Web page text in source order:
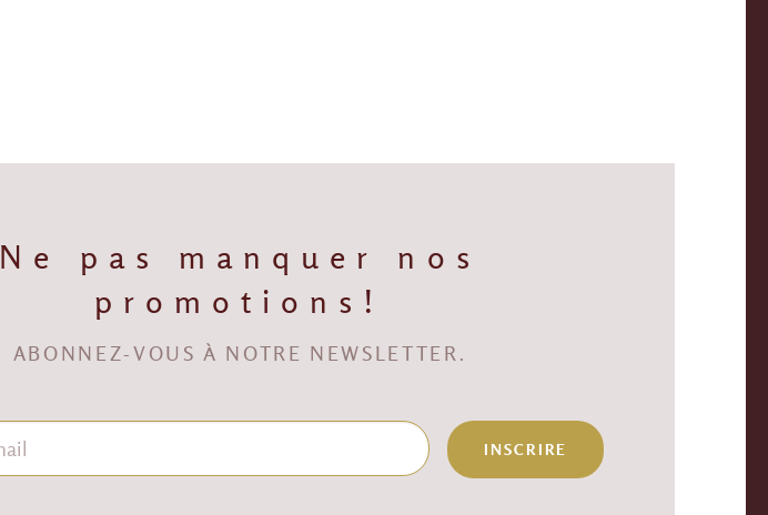
Ne pas manquer nos
promotions!
ABONNEZ-VOUS À NOTRE NEWSLETTER.
INSCRIRE